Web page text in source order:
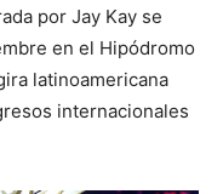
por Jay Kay se
en el Hipódromo
latinoamericana
internacionales